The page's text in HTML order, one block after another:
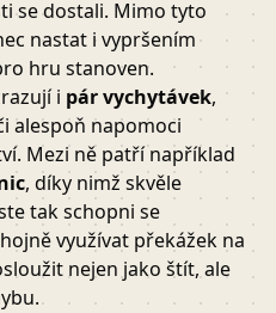
se dostali. Mimo tyto
nastat i vypršením
hru stanoven.
i pár vychytávek,
alespoň napomoci
Mezi ně patří například
, díky nimž skvěle
tak schopni se
využívat překážek na
nejen jako štít, ale